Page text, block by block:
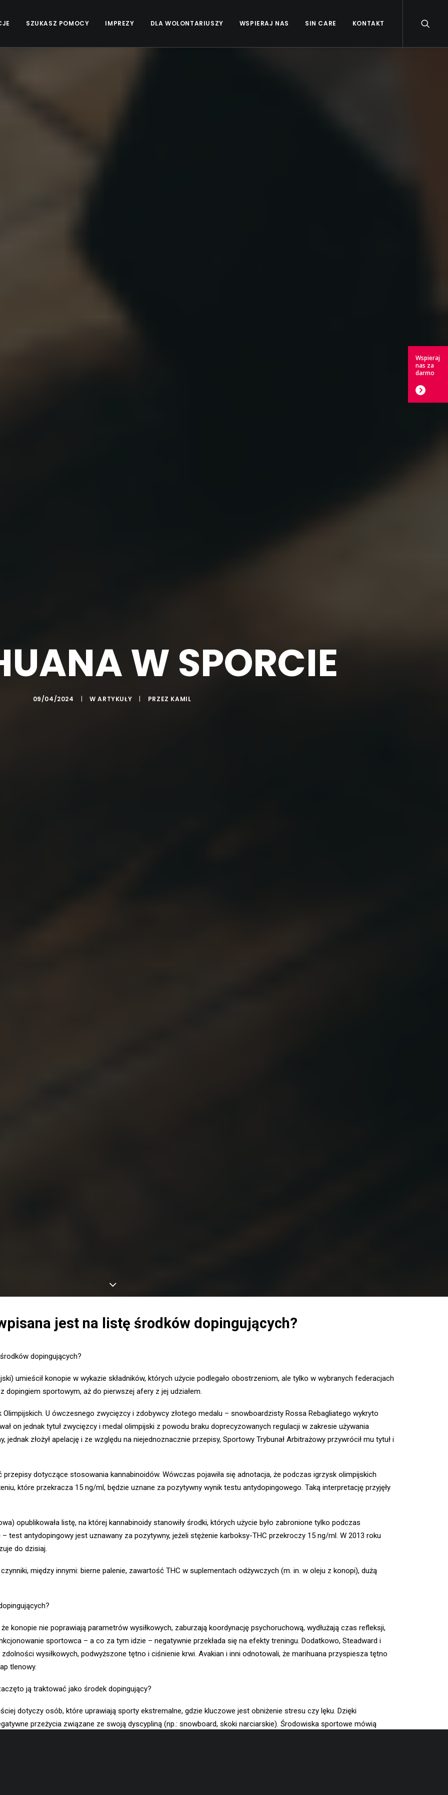
SZUKASZ POMOCY IMPREZY DLA WOLONTARIUSZY WSPIERAJ NAS SIN CARE KONTAKT
W SPORCIE
09/04/2024 | WARTYKUŁY | PRZEZ KAMIL
jest na listę środków dopingujących?
dopingujących?
umieścił konopie w wykazie składników, których użycie podlegało obostrzeniom, ale tylko w wybranych federacjach
dopingiem sportowym, aż do pierwszej afery z jej udziałem.
U ówczesnego zwycięzcy i zdobywcy złotego medalu – snowboardzisty Rossa Rebagliatego wykryto
on jednak tytuł zwycięzcy i medal olimpijski z powodu braku doprecyzowanych regulacji w zakresie używania
złożył apelację i ze względu na niejednoznacznie przepisy, Sportowy Trybunał Arbitrażowy przywrócił mu tytuł i
przepisy dotyczące stosowania kannabinoidów. Wówczas pojawiła się adnotacja, że podczas igrzysk olimpijskich
które przekracza 15 ng/ml, będzie uznane za pozytywny wynik testu antydopingowego. Taką interpretację przyjęły
opublikowała listę, na której kannabinoidy stanowiły środki, których użycie było zabronione tylko podczas
test antydopingowy jest uznawany za pozytywny, jeżeli stężenie karboksy-THC przekroczy 15 ng/ml. W 2013 roku
do dzisiaj.
między innymi: bierne palenie, zawartość THC w suplementach odżywczych (m. in. w oleju z konopi), dużą
konopie nie poprawiają parametrów wysiłkowych, zaburzają koordynację psychoruchową, wydłużają czas refleksji,
sportowca – a co za tym idzie – negatywnie przekłada się na efekty treningu. Dodatkowo, Steadward i
wysiłkowych, podwyższone tętno i ciśnienie krwi. Avakian i inni odnotowali, że marihuana przyspiesza tętno
tlenowy.
ją traktować jako środek dopingujący?
dotyczy osób, które uprawiają sporty ekstremalne, gdzie kluczowe jest obniżenie stresu czy lęku. Dzięki
przeżycia związane ze swoją dyscypliną (np.: snowboard, skoki narciarskie). Środowiska sportowe mówią
Wspieraj
nas za
darmo